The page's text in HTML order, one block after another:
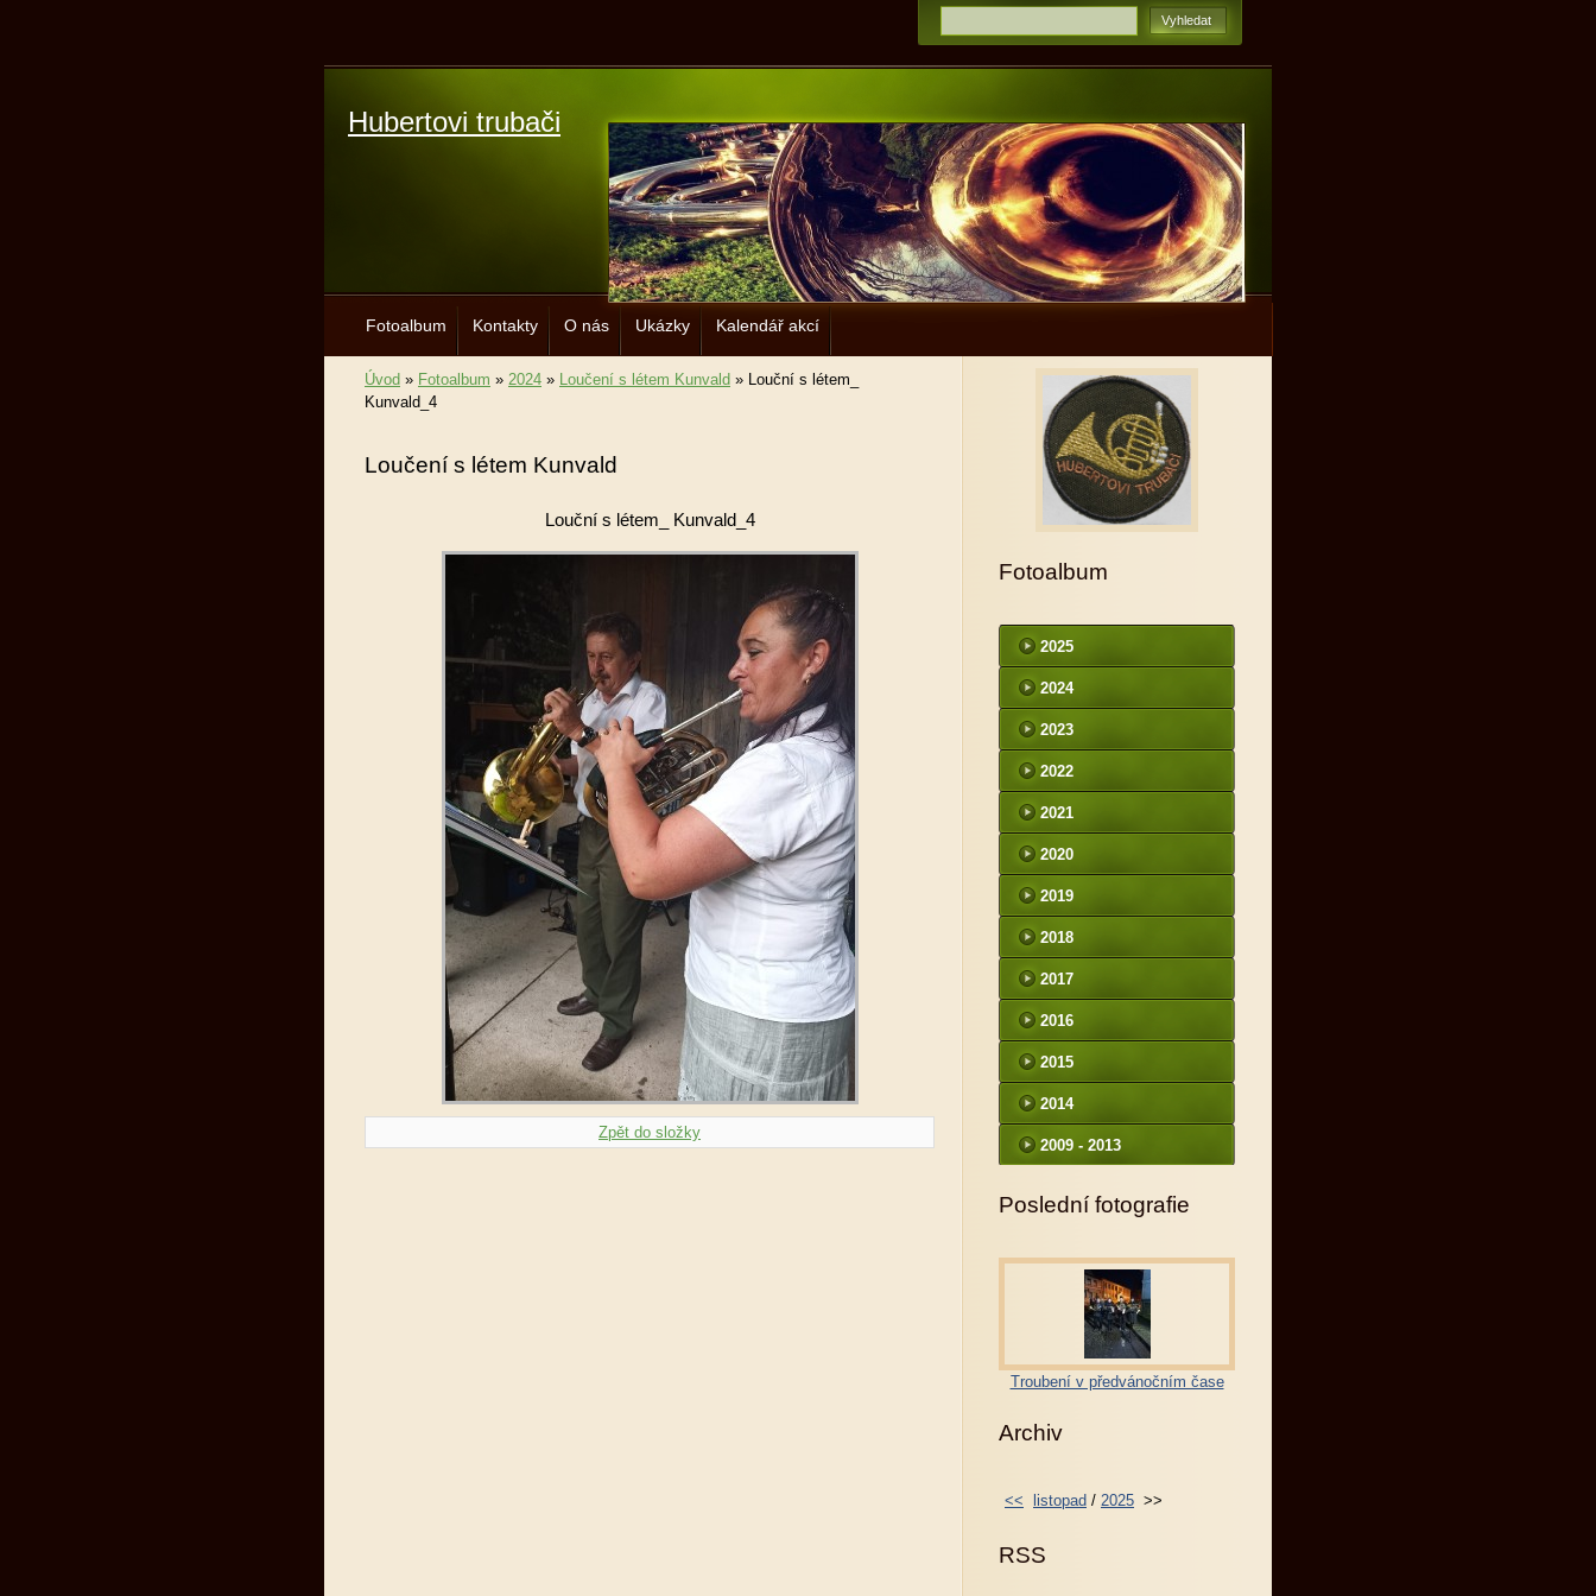
Hubertovi trubači
Fotoalbum Kontakty O nás Ukázky Kalendář akcí
Úvod » Fotoalbum » 2024 » Loučení s létem Kunvald » Louční s létem_
Kunvald_4
Loučení s létem Kunvald
Louční s létem_ Kunvald_4
Zpět do složky
Fotoalbum
2025
2024
2023
2022
2021
2020
2019
2018
2017
2016
2015
2014
2009 - 2013
Poslední fotografie
Troubení v předvánočním čase
Archiv
<< listopad / 2025 >>
RSS